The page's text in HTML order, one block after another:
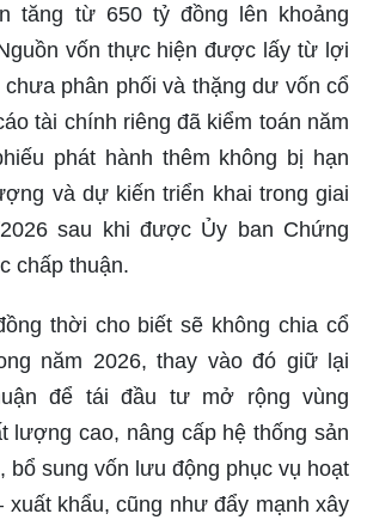
tăng từ 650 tỷ đồng lên khoảng
vốn thực hiện được lấy từ lợi
chưa phân phối và thặng dư vốn cổ
tài chính riêng đã kiểm toán năm
phát hành thêm không bị hạn
và dự kiến triển khai trong giai
sau khi được Ủy ban Chứng
chấp thuận.
thời cho biết sẽ không chia cổ
năm 2026, thay vào đó giữ lại
để tái đầu tư mở rộng vùng
lượng cao, nâng cấp hệ thống sản
bổ sung vốn lưu động phục vụ hoạt
xuất khẩu, cũng như đẩy mạnh xây